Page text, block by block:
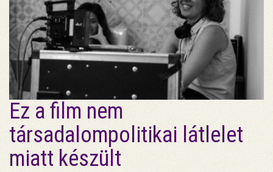
Ez a film nem
társadalompolitikai látlelet
miatt készült